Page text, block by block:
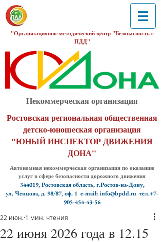
"Организационно-методический центр "Безопасность с
ПДД"
Некоммерческая организация
Ростовская региональная общественная
детско-юношеская организация
"ЮНЫЙ ИНСПЕКТОР ДВИЖЕНИЯ
ДОНА"
Автономная некоммерческая организация по оказанию
услуг в сфере безопасности дорожного движения
344019, Ростовская область, г.Ростов-на-Дону,
ул. Ченцова, д. 98/87, оф. 1 e-mail: info@bpdd.ru тел.+7-
905-454-43-56
22 июня 2026 года в 12.15
22 июн. 1 мин. чтения